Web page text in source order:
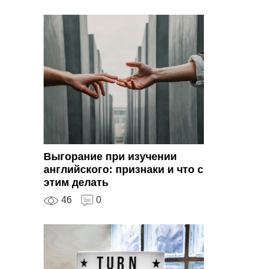
Выгорание при изучении
английского: признаки и что с
этим делать
46 0